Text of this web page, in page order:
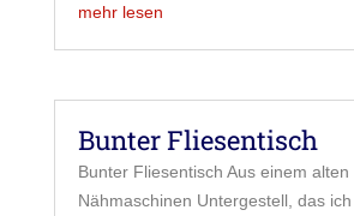
mehr lesen
Bunter Fliesentisch
Bunter Fliesentisch Aus einem alten
Nähmaschinen Untergestell, das